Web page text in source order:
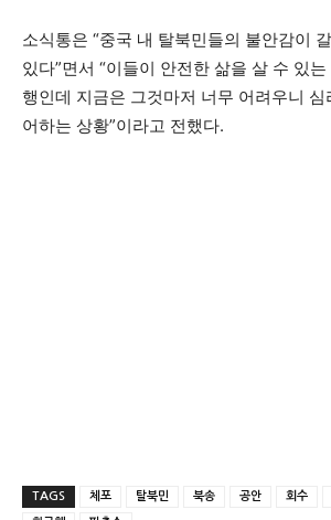
소식통은 “중국 내 탈북민들의 불안감이
있다”면서 “이들이 안전한 삶을 살 수 있
행인데 지금은 그것마저 너무 어려우니
어하는 상황”이라고 전했다.
TAGS 체포 탈북민 북송 공안 회수